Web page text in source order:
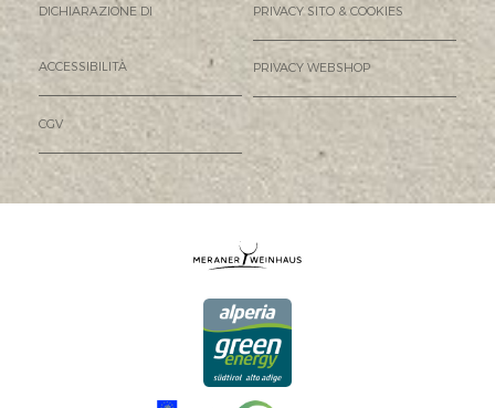
DICHIARAZIONE DI
ACCESSIBILITÀ
PRIVACY SITO & COOKIES
PRIVACY WEBSHOP
CGV